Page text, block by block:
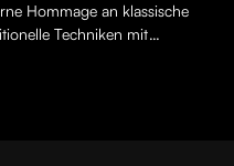
Hommage an klassische
Techniken mit